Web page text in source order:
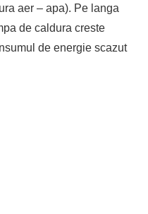
aer – apa). Pe langa
de caldura creste
de energie scazut